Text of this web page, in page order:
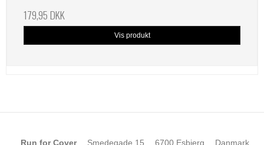
179,95 DKK
Vis produkt
Run for Cover Smedegade 15 6700 Esbjerg Danmark